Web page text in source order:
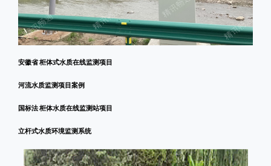
安徽省 柜体式水质在线监测项目
河流水质监测项目案例
国标法 柜体水质在线监测站项目
立杆式水质环境监测系统